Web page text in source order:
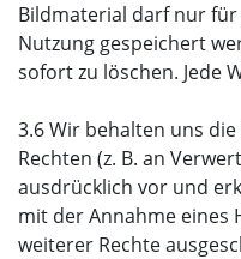
Bildmaterial darf nur
Nutzung gespeichert
sofort zu löschen. Jede
3.6 Wir behalten uns
Rechten (z. B. an
ausdrücklich vor und
mit der Annahme eines
weiterer Rechte